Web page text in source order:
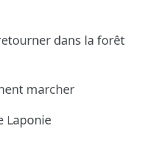
dans la forêt
marcher
Laponie